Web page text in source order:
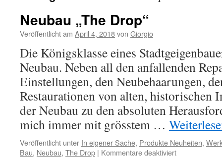
Neubau „The Drop“
Veröffentlicht am April 4, 2018von Giorgio
Die Königsklasse eines
Neubau. Neben all den anfallenden
Einstellungen, den Neubehaarungen,
Restaurationen von alten, historischen
der Neubau zu den absoluten
mich immer mit grösstem …
Veröffentlicht unter In eigener Sache, Produkte Neuheiten,
Bau, Neubau, The Drop | Kommentare deaktiviertfür